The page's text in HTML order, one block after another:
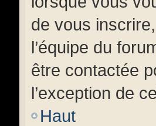
de vous
l’équipe du
être contactée
l’exception de
Haut